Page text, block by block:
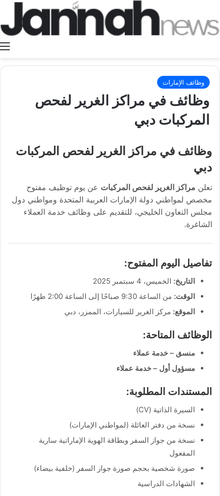
وظائف الإمارات
وظائف في مراكز الغرير لفحص
المركبات دبي
وظائف في مراكز الغرير لفحص المركبات
دبي
تعلن مراكز الغرير لفحص المركبات عن يوم توظيف مفتوح
مخصص لمواطني دولة الإمارات العربية المتحدة ومواطني دول
مجلس التعاون الخليجي، للتقديم على وظائف خدمة العملاء
الشاغرة.
تفاصيل اليوم المفتوح:
التاريخ: الخميس، 4 سبتمبر 2025
الوقت: من الساعة 9:30 صباحًا إلى الساعة 2:00 ظهرًا
الموقع: مركز الغرير للسيارات، الممزر، دبي
الوظائف المتاحة:
منسق – خدمة عملاء
مسؤول أول – خدمة عملاء
المستندات المطلوبة:
السيرة الذاتية (CV)
نسخة من دفتر العائلة (لمواطني الإمارات)
نسخة من جواز السفر وبطاقة الهوية الإماراتية سارية
المفعول
صورة شخصية بحجم صورة جواز السفر (خلفية بيضاء)
الشهادات الدراسية